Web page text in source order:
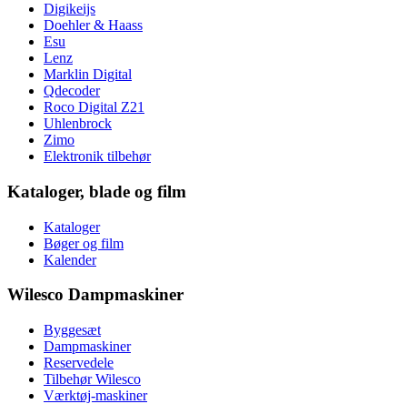
Digikeijs
Doehler & Haass
Esu
Lenz
Marklin Digital
Qdecoder
Roco Digital Z21
Uhlenbrock
Zimo
Elektronik tilbehør
Kataloger, blade og film
Kataloger
Bøger og film
Kalender
Wilesco Dampmaskiner
Byggesæt
Dampmaskiner
Reservedele
Tilbehør Wilesco
Værktøj-maskiner